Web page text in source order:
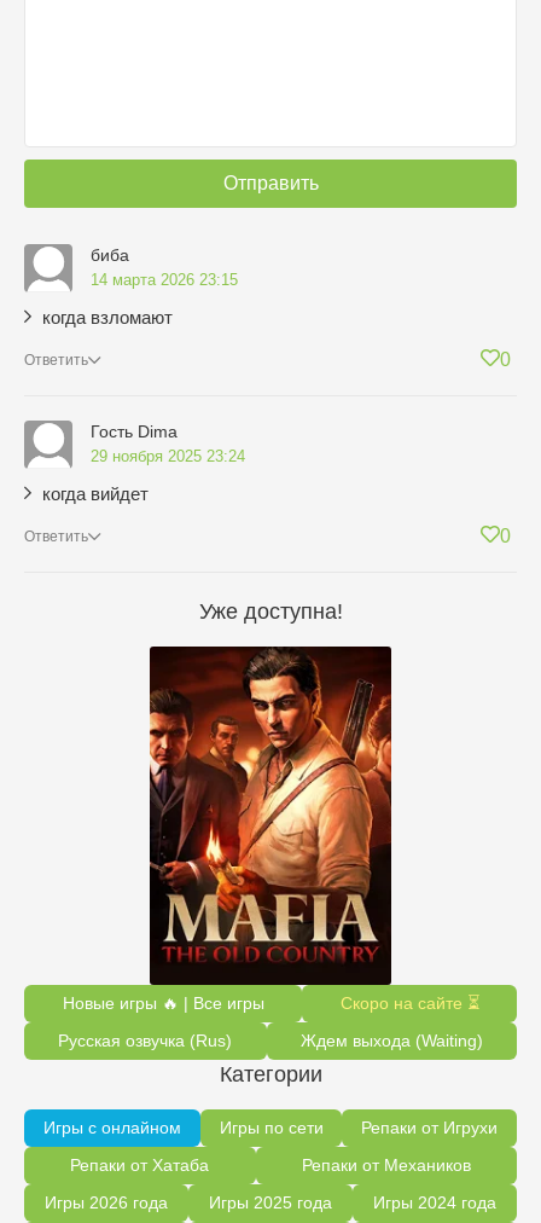
Отправить
биба
14 марта 2026 23:15
когда взломают
Ответить 0
Гость Dima
29 ноября 2025 23:24
когда вийдет
Ответить 0
Уже доступна!
Новые игры 🔥 | Все игры
Скоро на сайте ⏳
Русская озвучка (Rus)
Ждем выхода (Waiting)
Категории
Игры с онлайном Игры по сети
Репаки от Игрухи
Репаки от Хатаба
Репаки от Механиков
Игры 2026 года
Игры 2025 года
Игры 2024 года